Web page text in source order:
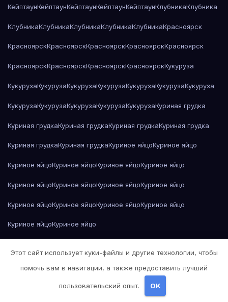
КейптаунКейптаунКейптаунКейптаунКейптаунКлубникаКлубника
КлубникаКлубникаКлубникаКлубникаКлубникаКрасноярск
КрасноярскКрасноярскКрасноярскКрасноярскКрасноярск
КрасноярскКрасноярскКрасноярскКрасноярскКукуруза
КукурузаКукурузаКукурузаКукурузаКукурузаКукурузаКукуруза
КукурузаКукурузаКукурузаКукурузаКукурузаКуриная грудка
Куриная грудкаКуриная грудкаКуриная грудкаКуриная грудка
Куриная грудкаКуриная грудкаКуриное яйцоКуриное яйцо
Куриное яйцоКуриное яйцоКуриное яйцоКуриное яйцо
Куриное яйцоКуриное яйцоКуриное яйцоКуриное яйцо
Куриное яйцоКуриное яйцоКуриное яйцоКуриное яйцо
Куриное яйцоКуриное яйцо
Лев Толстой — Война и мир Лев Толстой — Война и мир
Этот сайт использует куки-файлы и другие технологии, чтобы
помочь вам в навигации, а также предоставить лучший
пользовательский опыт. OK